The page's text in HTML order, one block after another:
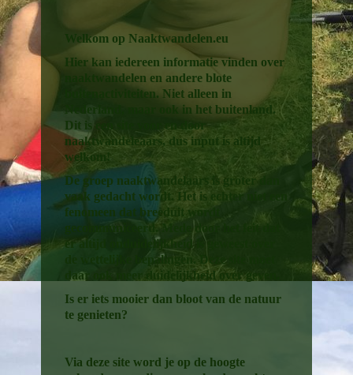
Welkom op Naaktwandelen.eu
Hier kan iedereen informatie vinden over
naaktwandelen en andere blote
buitenactiviteiten. Niet alleen in
Nederland, maar ook in het buitenland.
Dit is een site voor en door
naaktwandeleaars, dus input is altijd
welkom!
De groep naaktwandelaars is groter dan
vaak gedacht wordt. Het is echter niet een
fenomeen dat breeduit wordt
gecommuniceerd. Mede door het feit dat
er altijd onduidelijkheid is geweest over
de wettelijke bepalingen. Deze site moet
daar ook meer duidelijkheid over geven.
Is er iets mooier dan bloot van de natuur
te genieten?
Via deze site word je op de hoogte